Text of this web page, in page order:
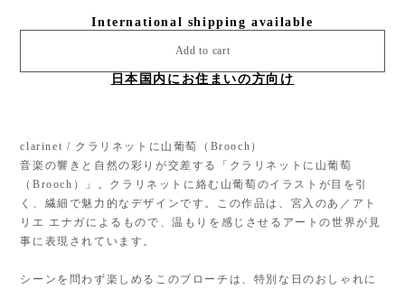
International shipping available
Add to cart
日本国内にお住まいの方向け
clarinet / クラリネットに山葡萄（Brooch）
音楽の響きと自然の彩りが交差する「クラリネットに山葡萄
（Brooch）」。クラリネットに絡む山葡萄のイラストが目を引
く、繊細で魅力的なデザインです。この作品は、宮入のあ／アト
リエ エナガによるもので、温もりを感じさせるアートの世界が見
事に表現されています。
シーンを問わず楽しめるこのブローチは、特別な日のおしゃれに